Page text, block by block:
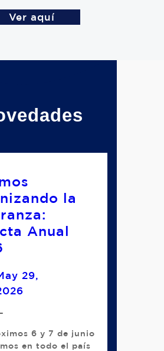
Ver aquí
la
Anual
29,
6 y 7 de junio
en todo el país